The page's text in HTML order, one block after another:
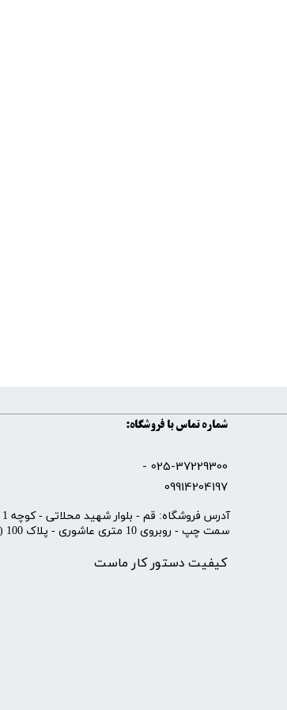
شماره تماس با فروشگاه:
025-37229300 -
09914204197
کیفیت دستور کار ماست
سمت چپ - روبروی 10 متری عاشوری - پلاک 100 (پوشاک گلپوش)